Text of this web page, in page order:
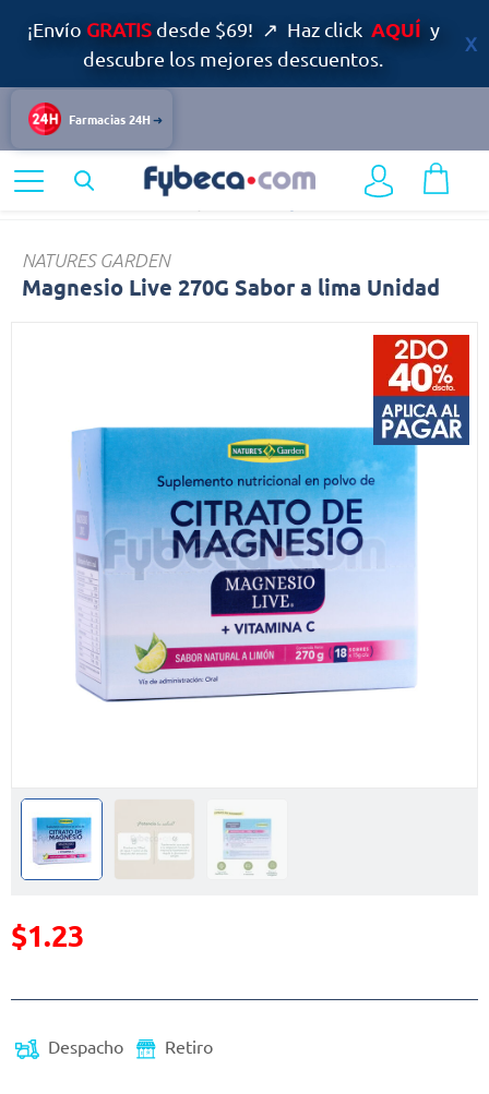
¡Envío GRATISdesde $69! ↗ Haz click AQUÍ y
descubre los mejores descuentos.
Farmacias 24H
Calcio y Huesos
NATURES GARDEN
Magnesio Live 270G Sabor a lima Unidad
Precio reducido de
$1.23
Despacho Retiro